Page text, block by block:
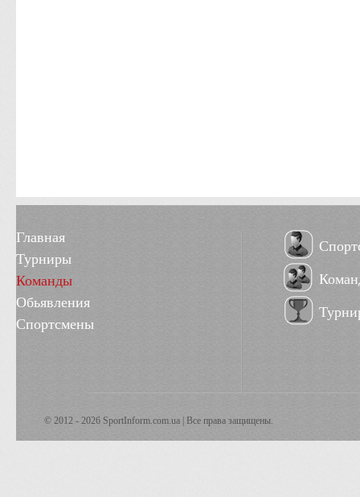
Главная
Турниры
Команды
Обьявления
Спортсмены
© 2012 - 2026 SportInform.com.ua | Все права защищены.